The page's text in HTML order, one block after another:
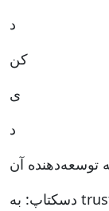
د
کن
ی
د